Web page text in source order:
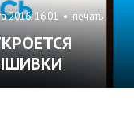
2016, 16:01 • печать